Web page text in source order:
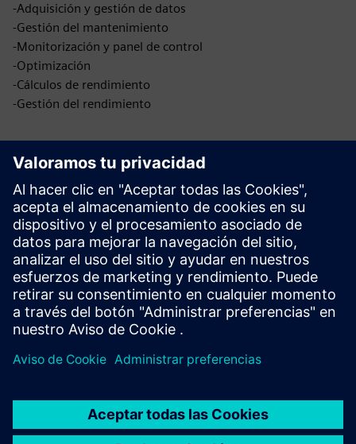
-Adquisición y gestión de datos
-Gestión del mantenimiento
-Monitorización y panel de control
-Optimización
-Cálculos de rendimiento
-Gestión del rendimiento
Ventajas
Eficiencia de activos
Seguridad
Sostenibilidad